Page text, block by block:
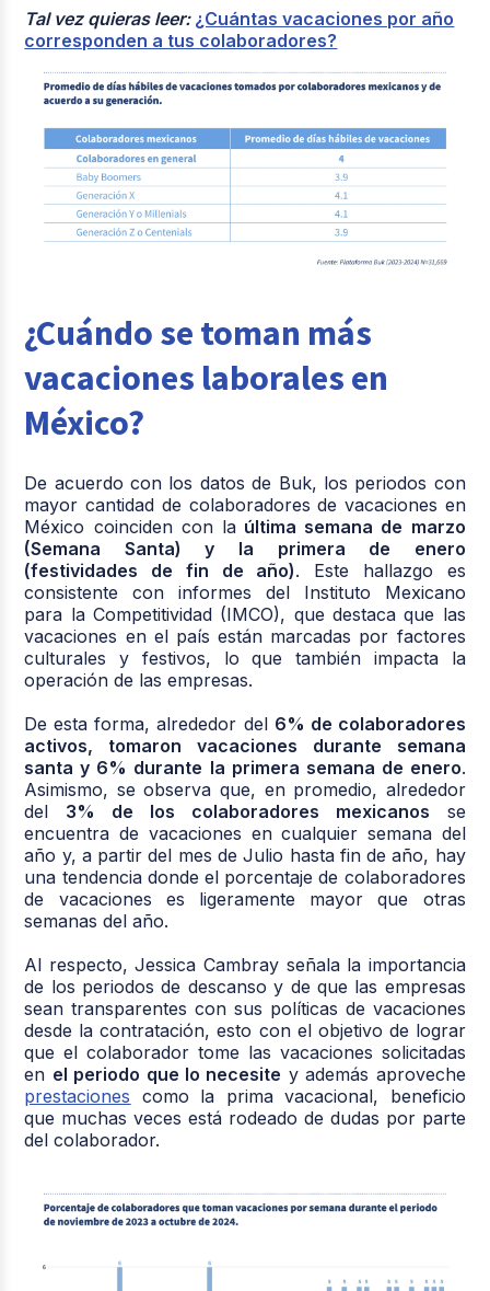
Tal vez quieras leer: ¿Cuántas vacaciones por año
corresponden a tus colaboradores?
¿Cuándo se toman más
vacaciones laborales en
México?
De acuerdo con los datos de Buk, los periodos con
mayor cantidad de colaboradores de vacaciones en
México coinciden con laúltima semana de marzo
(Semana Santa) y la primera de enero
(festividades de fin de año). Este hallazgo es
consistente con informes del Instituto Mexicano
para la Competitividad (IMCO), que destaca que las
vacaciones en el país están marcadas por factores
culturales y festivos, lo que también impacta la
operación de las empresas.
De esta forma, alrededor del 6% de colaboradores
activos, tomaron vacaciones durante semana
santa y 6% durante la primera semana de enero.
Asimismo, se observa que, en promedio, alrededor
del 3% de los colaboradores mexicanos se
encuentra de vacaciones en cualquier semana del
año y, a partir del mes de Julio hasta fin de año, hay
una tendencia donde el porcentaje de colaboradores
de vacaciones es ligeramente mayor que otras
semanas del año.
Al respecto, Jessica Cambray señala la importancia
de los periodos de descanso y de que las empresas
sean transparentes con sus políticas de vacaciones
desde la contratación, esto con el objetivo de lograr
que el colaborador tome las vacaciones solicitadas
en el periodo que lo necesite y además aproveche
prestaciones como la prima vacacional, beneficio
que muchas veces está rodeado de dudas por parte
del colaborador.